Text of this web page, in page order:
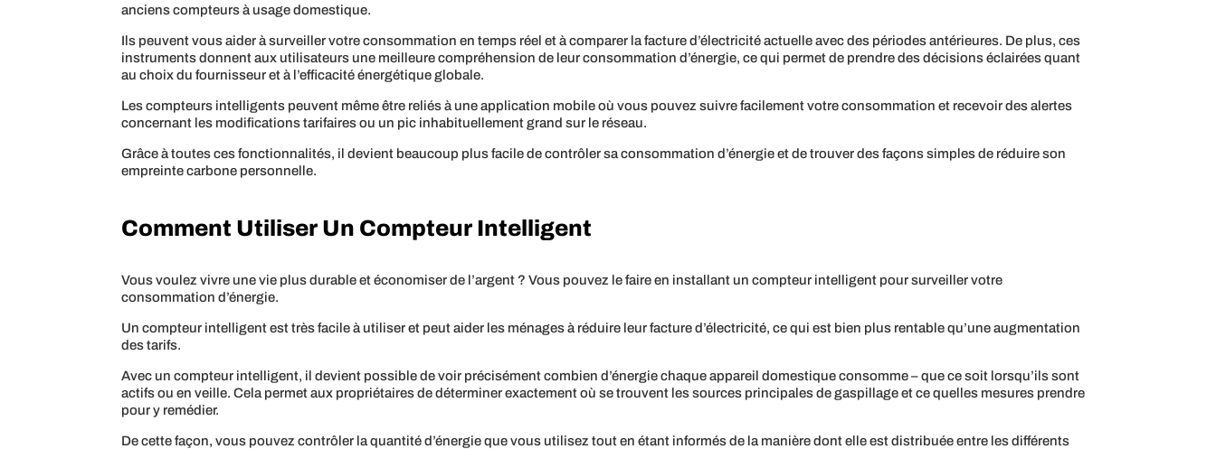
anciens compteurs à usage domestique.
Ils peuvent vous aider à surveiller votre consommation en temps réel et à comparer la facture d’électricité actuelle avec des périodes antérieures. De plus, ces
instruments donnent aux utilisateurs une meilleure compréhension de leur consommation d’énergie, ce qui permet de prendre des décisions éclairées quant
au choix du fournisseur et à l’efficacité énergétique globale.
Les compteurs intelligents peuvent même être reliés à une application mobile où vous pouvez suivre facilement votre consommation et recevoir des alertes
concernant les modifications tarifaires ou un pic inhabituellement grand sur le réseau.
Grâce à toutes ces fonctionnalités, il devient beaucoup plus facile de contrôler sa consommation d’énergie et de trouver des façons simples de réduire son
empreinte carbone personnelle.
Comment Utiliser Un Compteur Intelligent
Vous voulez vivre une vie plus durable et économiser de l’argent ? Vous pouvez le faire en installant un compteur intelligent pour surveiller votre
consommation d’énergie.
Un compteur intelligent est très facile à utiliser et peut aider les ménages à réduire leur facture d’électricité, ce qui est bien plus rentable qu’une augmentation
des tarifs.
Avec un compteur intelligent, il devient possible de voir précisément combien d’énergie chaque appareil domestique consomme – que ce soit lorsqu’ils sont
actifs ou en veille. Cela permet aux propriétaires de déterminer exactement où se trouvent les sources principales de gaspillage et ce quelles mesures prendre
pour y remédier.
De cette façon, vous pouvez contrôler la quantité d’énergie que vous utilisez tout en étant informés de la manière dont elle est distribuée entre les différents